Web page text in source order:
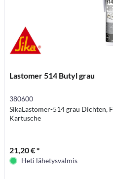
Lastomer 514 Butyl grau
380600
SikaLastomer-514 grau Dichten,
Kartusche
21,20 € *
Heti lähetysvalmis